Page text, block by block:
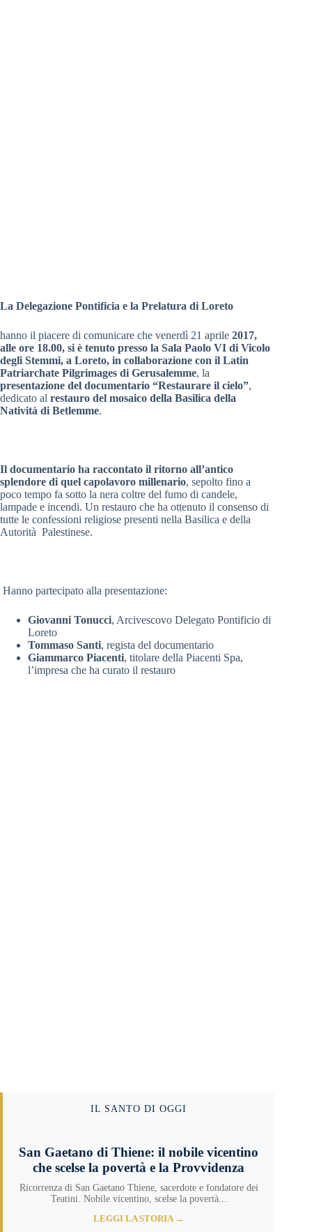
La Delegazione Pontificia e la Prelatura di Loreto
hanno il piacere di comunicare che venerdì 21 aprile 2017,
alle ore 18.00, si è tenuto presso la Sala Paolo VI di Vicolo
degli Stemmi, a Loreto, in collaborazione con il Latin
Patriarchate Pilgrimages di Gerusalemme, la
presentazione del documentario “Restaurare il cielo”,
dedicato al restauro del mosaico della Basilica della
Natività di Betlemme.
Il documentario ha raccontato il ritorno all’antico
splendore di quel capolavoro millenario, sepolto fino a
poco tempo fa sotto la nera coltre del fumo di candele,
lampade e incendi. Un restauro che ha ottenuto il consenso di
tutte le confessioni religiose presenti nella Basilica e della
Autorità Palestinese.
Hanno partecipato alla presentazione:
Giovanni Tonucci, Arcivescovo Delegato Pontificio di
Loreto
Tommaso Santi, regista del documentario
Giammarco Piacenti, titolare della Piacenti Spa,
l’impresa che ha curato il restauro
IL SANTO DI OGGI
San Gaetano di Thiene: il nobile vicentino
che scelse la povertà e la Provvidenza
Ricorrenza di San Gaetano Thiene, sacerdote e fondatore dei
Teatini. Nobile vicentino, scelse la povertà...
LEGGI LA STORIA →